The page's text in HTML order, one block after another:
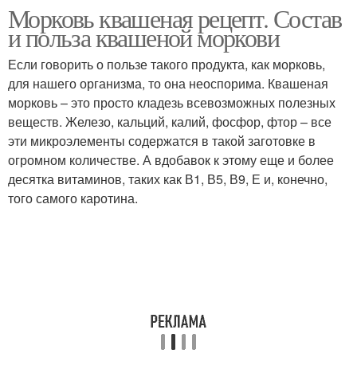
Морковь квашеная рецепт. Состав
и польза квашеной моркови
Если говорить о пользе такого продукта, как морковь,
для нашего организма, то она неоспорима. Квашеная
морковь – это просто кладезь всевозможных полезных
веществ. Железо, кальций, калий, фосфор, фтор – все
эти микроэлементы содержатся в такой заготовке в
огромном количестве. А вдобавок к этому еще и более
десятка витаминов, таких как В1, В5, В9, Е и, конечно,
того самого каротина.